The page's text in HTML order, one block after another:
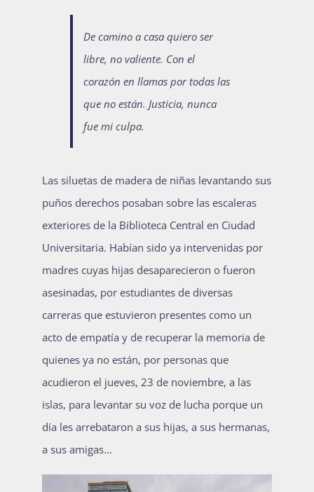
Bienvenida generación 2027-1
De camino a casa quiero ser
libre, no valiente. Con el
corazón en llamas por todas las
que no están. Justicia, nunca
fue mi culpa.
Las siluetas de madera de niñas levantando sus
puños derechos posaban sobre las escaleras
exteriores de la Biblioteca Central en Ciudad
Universitaria. Habían sido ya intervenidas por
madres cuyas hijas desaparecieron o fueron
asesinadas, por estudiantes de diversas
carreras que estuvieron presentes como un
acto de empatía y de recuperar la memoria de
quienes ya no están, por personas que
acudieron el jueves, 23 de noviembre, a las
islas, para levantar su voz de lucha porque un
día les arrebataron a sus hijas, a sus hermanas,
a sus amigas…